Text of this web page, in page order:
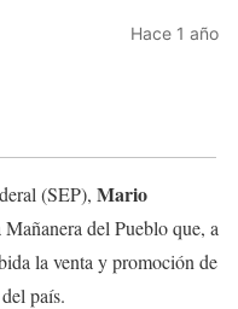
Hace 1 año
(SEP), Mario
del Pueblo que, a
la venta y promoción de
país.